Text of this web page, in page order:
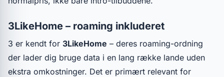
3LikeHome – roaming inkluderet
3 er kendt for 3LikeHome – deres roaming-ordning
der lader dig bruge data i en lang række lande uden
ekstra omkostninger. Det er primært relevant for